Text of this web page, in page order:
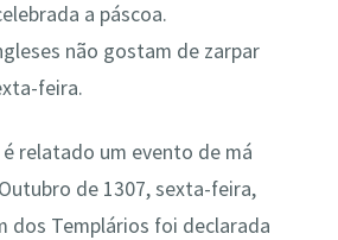
a páscoa.
não gostam de zarpar
feira.
relatado um evento de má
de 1307, sexta-feira,
dos Templários foi declarada